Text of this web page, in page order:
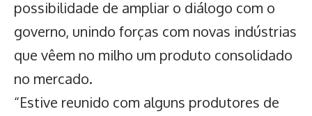
possibilidade de ampliar o diálogo com o
governo, unindo forças com novas indústrias
que vêem no milho um produto consolidado
no mercado.
“Estive reunido com alguns produtores de